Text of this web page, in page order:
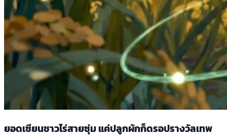
ยอดเซียนชาวไร่สายซุ่ม แค่ปลูกผักก็ดรอปรางวัลเทพ